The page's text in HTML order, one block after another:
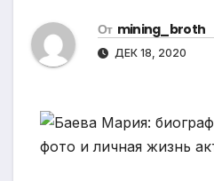
От mining_broth
ДЕК 18, 2020